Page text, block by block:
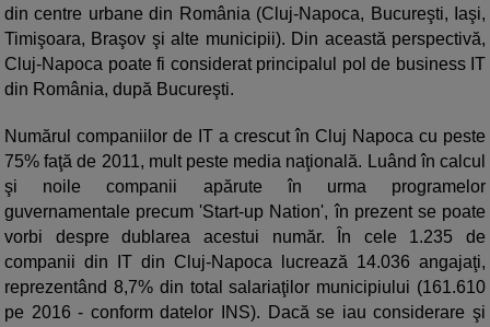
din centre urbane din România (Cluj-Napoca, Bucureşti, Iaşi,
Timişoara, Braşov şi alte municipii). Din această perspectivă,
Cluj-Napoca poate fi considerat principalul pol de business IT
din România, după Bucureşti.
Numărul companiilor de IT a crescut în Cluj Napoca cu peste
75% faţă de 2011, mult peste media naţională. Luând în calcul
şi noile companii apărute în urma programelor
guvernamentale precum 'Start-up Nation', în prezent se poate
vorbi despre dublarea acestui număr. În cele 1.235 de
companii din IT din Cluj-Napoca lucrează 14.036 angajaţi,
reprezentând 8,7% din total salariaţilor municipiului (161.610
pe 2016 - conform datelor INS). Dacă se iau considerare şi